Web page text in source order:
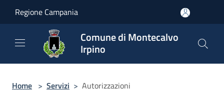
Regione Campania
Comune di Montecalvo
Irpino
Home > Servizi > Autorizzazioni